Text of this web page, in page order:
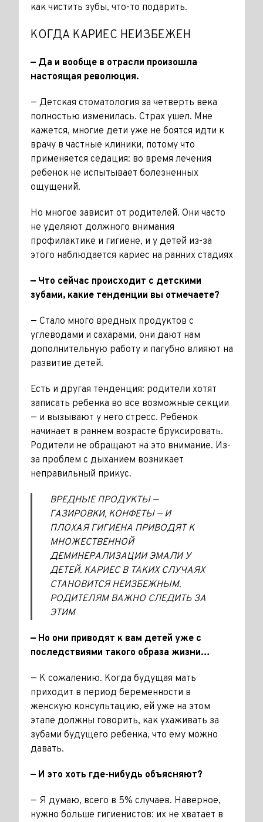
как чистить зубы, что-то подарить.
КОГДА КАРИЕС НЕИЗБЕЖЕН
— Да и вообще в отрасли произошла
настоящая революция.
— Детская стоматология за чет­верть века
полностью изменилась. Страх ушел. Мне
кажется, многие дети уже не боятся идти к
врачу в частные клиники, потому что
применяется седация: во время лечения
ребенок не испытывает болезненных
ощущений.
Но многое зависит от родителей. Они часто
не уделяют должного внимания
профилактике и гигие­не, и у детей из-за
этого наблю­дается кариес на ранних стадиях
— Что сейчас происходит с дет­скими
зубами, какие тенденции вы отмечаете?
— Стало много вредных продуктов с
углеводами и сахарами, они дают нам
дополнительную работу и па­губно влияют на
развитие детей.
Есть и другая тенденция: родители хотят
записать ребенка во все­ возможные секции
— и вызывают у него стресс. Ребенок
начинает в раннем возрасте бруксировать.
Родители не обращают на это вни­мание. Из-
за проблем с дыханием возникает
неправильный прикус.
ВРЕДНЫЕ ПРОДУКТЫ —
ГАЗИРОВКИ, КОНФЕТЫ — И
ПЛОХАЯ ГИГИЕНА ПРИВОДЯТ К
МНОЖЕСТВЕННОЙ
ДЕМИНЕРАЛИЗАЦИИ ЭМАЛИ У
ДЕТЕЙ. КАРИЕС В ТАКИХ СЛУЧАЯХ
СТАНОВИТСЯ НЕИЗБЕЖНЫМ.
РОДИТЕЛЯМ ВАЖНО СЛЕДИТЬ ЗА
ЭТИМ
— Но они приводят к вам детей уже с
последствиями такого образа жизни…
— К сожалению. Когда будущая мать
приходит в период беременности в
женскую консультацию, ей уже на этом
этапе должны говорить, как ухаживать за
зубами будущего ребенка, что ему можно
давать.
— И это хоть где-нибудь объясняют?
— Я думаю, всего в 5% случаев. Наверное,
нужно больше гигие­нистов: их не хватает в